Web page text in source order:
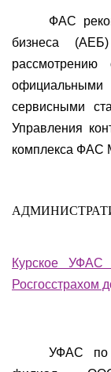
ФАС
бизнеса
рассмотрению
сервисными
Управления
комплекса ФАС
Курское УФАС
Росгосстрахом
УФАС по